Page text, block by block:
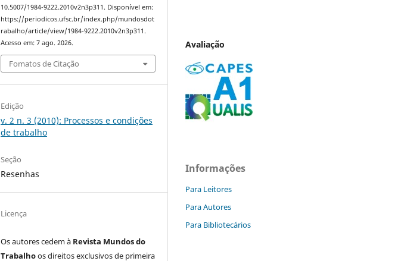
10.5007/1984-9222.2010v2n3p311. Disponível em:
https://periodicos.ufsc.br/index.php/mundosdot
rabalho/article/view/1984-9222.2010v2n3p311.
Acesso em: 7 ago. 2026.
Fomatos de Citação
Edição
v. 2 n. 3 (2010): Processos e condições
de trabalho
Seção
Resenhas
Licença
Os autores cedem à Revista Mundos do
Trabalhoos direitos exclusivos de primeira
Avaliação
Informações
Para Leitores
Para Autores
Para Bibliotecários